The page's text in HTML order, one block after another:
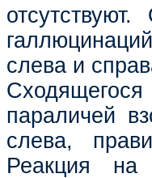
слева и
параличей
слева,
Реакция